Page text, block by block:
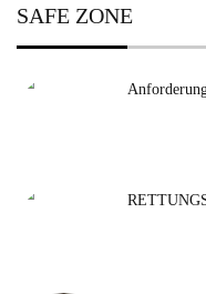
SAFE ZONE